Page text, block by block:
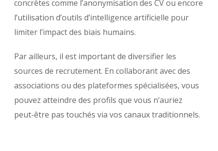
concrètes comme l’anonymisation des CV ou encore
l’utilisation d’outils d’intelligence artificielle pour
limiter l’impact des biais humains.
Par ailleurs, il est important de diversifier les
sources de recrutement. En collaborant avec des
associations ou des plateformes spécialisées, vous
pouvez atteindre des profils que vous n’auriez
peut-être pas touchés via vos canaux traditionnels.